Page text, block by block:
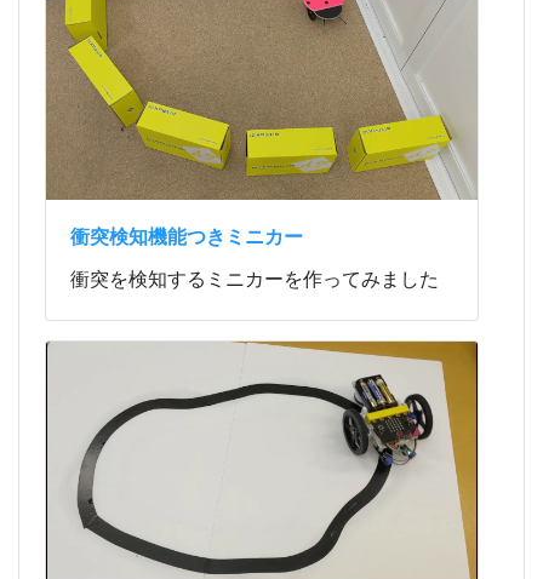
衝突検知機能つきミニカー
衝突を検知するミニカーを作ってみました